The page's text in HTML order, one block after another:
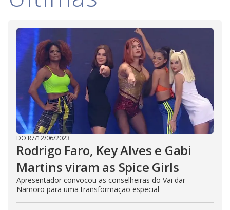
i
d
e
o
DO R7/12/06/2023
Rodrigo Faro, Key Alves e Gabi
Martins viram as Spice Girls
Apresentador convocou as conselheiras do Vai dar
Namoro para uma transformação especial